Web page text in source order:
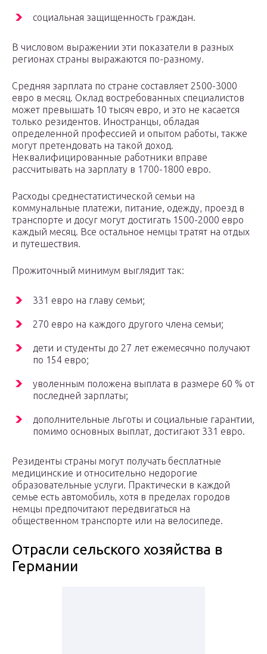
социальная защищенность граждан.
В числовом выражении эти показатели в разных
регионах страны выражаются по-разному.
Средняя зарплата по стране составляет 2500-3000
евро в месяц. Оклад востребованных специалистов
может превышать 10 тысяч евро, и это не касается
только резидентов. Иностранцы, обладая
определенной профессией и опытом работы, также
могут претендовать на такой доход.
Неквалифицированные работники вправе
рассчитывать на зарплату в 1700-1800 евро.
Расходы среднестатистической семьи на
коммунальные платежи, питание, одежду, проезд в
транспорте и досуг могут достигать 1500-2000 евро
каждый месяц. Все остальное немцы тратят на отдых
и путешествия.
Прожиточный минимум выглядит так:
331 евро на главу семьи;
270 евро на каждого другого члена семьи;
дети и студенты до 27 лет ежемесячно получают
по 154 евро;
уволенным положена выплата в размере 60 % от
последней зарплаты;
дополнительные льготы и социальные гарантии,
помимо основных выплат, достигают 331 евро.
Резиденты страны могут получать бесплатные
медицинские и относительно недорогие
образовательные услуги. Практически в каждой
семье есть автомобиль, хотя в пределах городов
немцы предпочитают передвигаться на
общественном транспорте или на велосипеде.
Отрасли сельского хозяйства в
Германии